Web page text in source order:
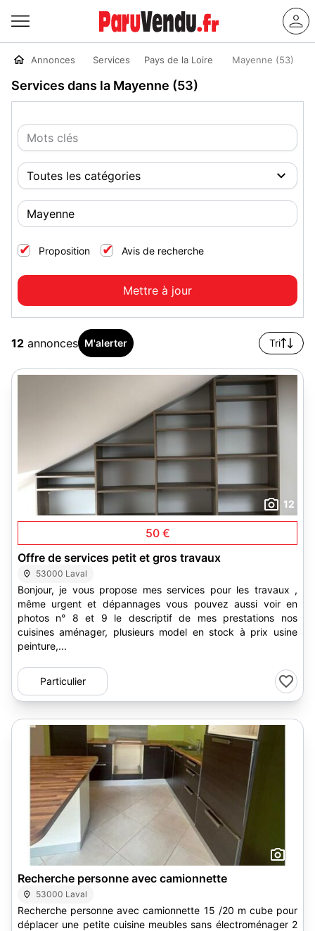
Annonces Services Pays de la Loire Mayenne (53)
Services dans la Mayenne (53)
Proposition Avis de recherche
12 annonces M'alerter Tri
12
50 €
Offre de services petit et gros travaux
53000 Laval
Bonjour, je vous propose mes services pour les travaux ,
même urgent et dépannages vous pouvez aussi voir en
photos n° 8 et 9 le descriptif de mes prestations nos
cuisines aménager, plusieurs model en stock à prix usine
peinture,...
Particulier
Recherche personne avec camionnette
53000 Laval
Recherche personne avec camionnette 15 /20 m cube pour
déplacer une petite cuisine meubles sans électroménager 2